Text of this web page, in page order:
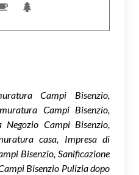
Campi Bisenzio,
Campi Bisenzio,
Campi Bisenzio,
casa, Impresa di
Bisenzio, Sanificazione
Bisenzio Pulizia dopo